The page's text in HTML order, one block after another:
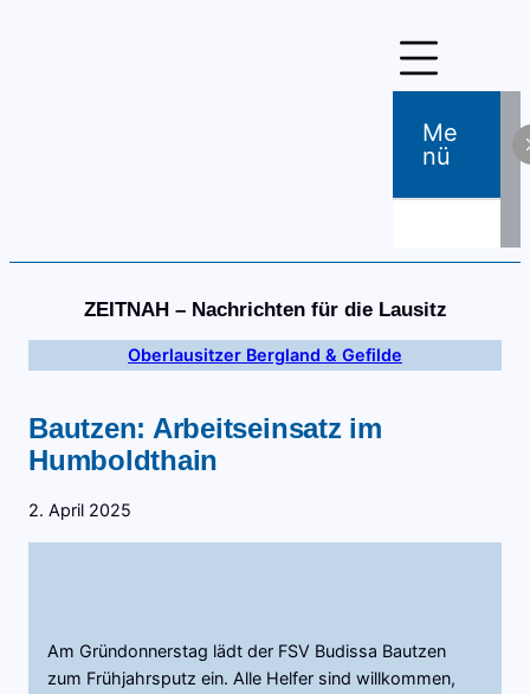
Me
Nü
ZEITNAH – Nachrichten für die Lausitz
Oberlausitzer Bergland & Gefilde
Bautzen: Arbeitseinsatz im
Humboldthain
2. April 2025
Am Gründonnerstag lädt der FSV Budissa Bautzen
zum Frühjahrsputz ein. Alle Helfer sind willkommen,